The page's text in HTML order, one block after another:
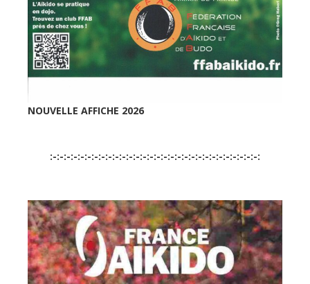
NOUVELLE AFFICHE 2026
:-:-:-:-:-:-:-:-:-:-:-:-:-:-:-:-:-:-:-:-:-:-:-:-:-:-:-:-:-:-: